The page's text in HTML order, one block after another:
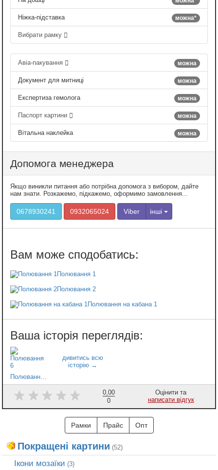
можна*
Ніжка-підставка
Вибрати рамку
можна
Авіа-пакування
можна
Документ для митниці
можна
Експертиза гемолога
можна
Паспорт картини
можна
Вітальна наклейка
Допомога менеджера
Якщо виникли питання або потрібна допомога з вибором, дайте
нам знати. Розкажемо, підкажемо, оформимо замовлення...
0678930241 0932065024 Viber інші
Полювання 1
Полювання 2
Полювання на кабана 1
0,00
0
Оцінити та
написати відгук
Рамки Прайс Опт
Покращені картини (52)
Ікони мозаїки (3)